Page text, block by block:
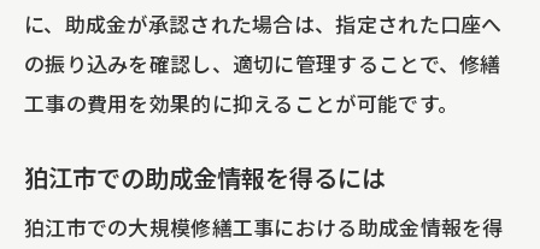
に、助成金が承認された場合は、指定された口座へ
の振り込みを確認し、適切に管理することで、修繕
工事の費用を効果的に抑えることが可能です。
狛江市での助成金情報を得るには
狛江市での大規模修繕工事における助成金情報を得